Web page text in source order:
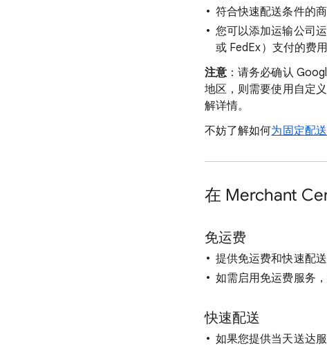
符合快速配送条件的
您可以添加运输公司
或 FedEx）支付的费
注意：请务必确认
地区，则需要使用自定
解详情。
不妨了解如何为固定配
在 Merchant
免运费
提供免运费和快速配
如需启用免运费服务
快速配送
如果您提供当天送达